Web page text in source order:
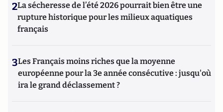
2La sécheresse de l’été 2026 pourrait bien être une
rupture historique pour les milieux aquatiques
français
3Les Français moins riches que la moyenne
européenne pour la 3e année consécutive : jusqu'où
ira le grand déclassement ?